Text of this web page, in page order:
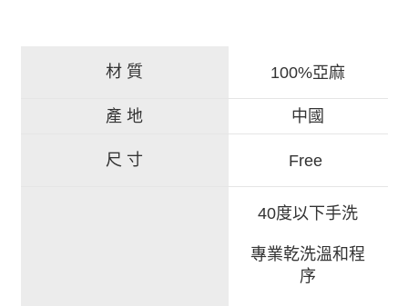
材 質 100%亞麻
產 地 中國
尺 寸 Free
40度以下手洗
專業乾洗溫和程
序